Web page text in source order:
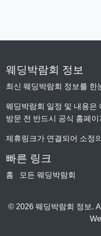
웨딩박람회 정보
최신 웨딩박람회 정보를 한
웨딩박람회 일정 및 내용은
방문 전 반드시 공식 홈페
제휴링크가 연결되어 소정
빠른 링크
홈 모든 웨딩박람회
© 2026 웨딩박람회 정보.